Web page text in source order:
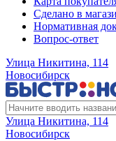
Сделано в
Нормативная
Вопрос-ответ
Улица Никитина, 114
Новосибирск
Улица Никитина, 114
Новосибирск